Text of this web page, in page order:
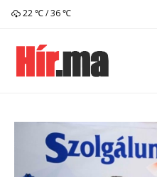
22 ℃ / 36 ℃